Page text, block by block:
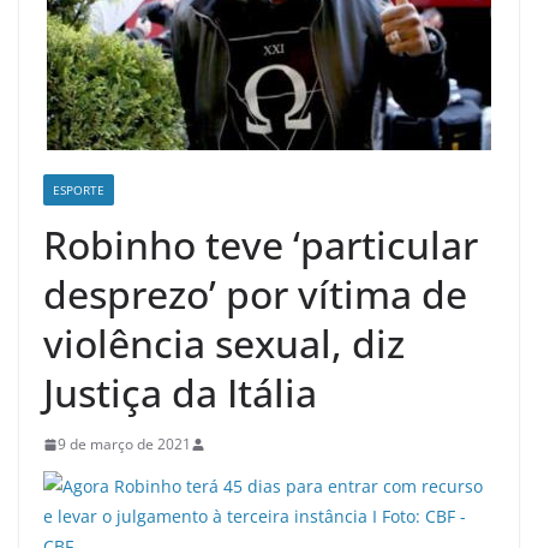
ESPORTE
Robinho teve ‘particular
desprezo’ por vítima de
violência sexual, diz
Justiça da Itália
9 de março de 2021